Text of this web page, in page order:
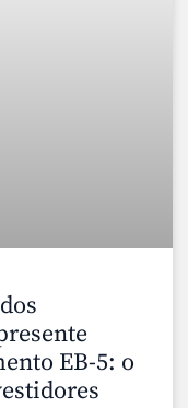
EB-5: o